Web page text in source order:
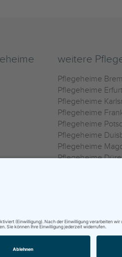
weitere
Pflegeheime
Pflegeheime Erfurt
Pflegeheime
Pflegeheime
Pflegeheime
Pflegeheime
Pflegeheime
Pflegeheime